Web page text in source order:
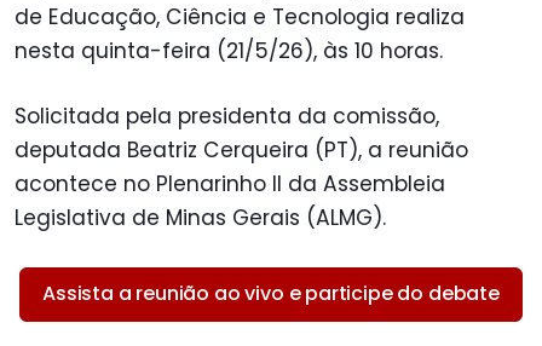
de Educação, Ciência e Tecnologia realiza
nesta quinta-feira (21/5/26), às 10 horas.
Solicitada pela presidenta da comissão,
deputada Beatriz Cerqueira (PT), a reunião
acontece no Plenarinho II da Assembleia
Legislativa de Minas Gerais (ALMG).
Assista a reunião ao vivo e participe do debate